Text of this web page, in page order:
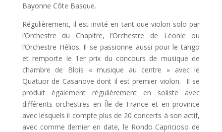
Bayonne Côte Basque.
Régulièrement, il est invité en tant que violon solo par
l’Orchestre du Chapitre, l’Orchestre de Léonie ou
l’Orchestre Hélios. Il se passionne aussi pour le tango
et remporte le 1er prix du concours de musique de
chambre de Blois « musique au centre » avec le
Quatuor de Casanove dont il est premier violon. Il se
produit également régulièrement en soliste avec
différents orchestres en Île de France et en province
avec lesquels il compte plus de 20 concerts à son actif,
avec comme dernier en date, le Rondo Capricioso de